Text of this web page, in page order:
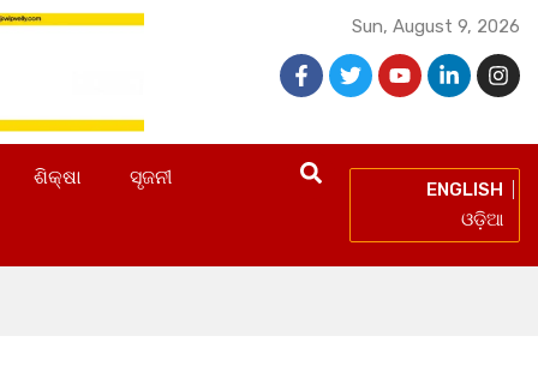
Sun, August 9, 2026
ଶିକ୍ଷା ସୃଜନୀ
ENGLISH
ଓଡ଼ିଆ